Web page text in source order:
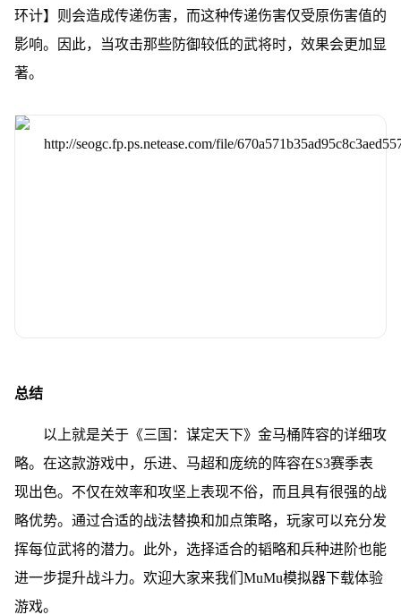
环计】则会造成传递伤害，而这种传递伤害仅受原伤害值的
影响。因此，当攻击那些防御较低的武将时，效果会更加显
著。
总结
以上就是关于《三国：谋定天下》金马桶阵容的详细攻
略。在这款游戏中，乐进、马超和庞统的阵容在S3赛季表
现出色。不仅在效率和攻坚上表现不俗，而且具有很强的战
略优势。通过合适的战法替换和加点策略，玩家可以充分发
挥每位武将的潜力。此外，选择适合的韬略和兵种进阶也能
进一步提升战斗力。欢迎大家来我们MuMu模拟器下载体验
游戏。